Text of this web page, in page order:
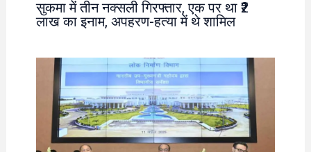
सुकमा में तीन नक्सली गिरफ्तार, एक पर था ₹2
लाख का इनाम, अपहरण-हत्या में थे शामिल